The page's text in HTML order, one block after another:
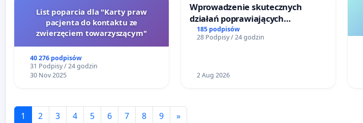
List poparcia dla "Karty praw
pacjenta do kontaktu ze
zwierzęciem towarzyszącym"
40 276 podpisów
31 Podpisy / 24 godzin
30 Nov 2025
Wprowadzenie skutecznych
działań poprawiających
bezpieczeństwo na ulicy
Żeromskiego w Otwocku
185 podpisów
28 Podpisy / 24 godzin
2 Aug 2026
1 2 3 4 5 6 7 8 9 »